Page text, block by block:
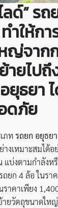
ด์”รถ
ทำให้ก
ญ่จาก
ายไป
ยุธยา
ดภัย
ภทรถยก อยุธย
งเหมาะสมได้อ
แบ่งตามกำลังห
ยก 4 ล้อ ในรา
าคาเพียง
ายวัตถุขนาดให